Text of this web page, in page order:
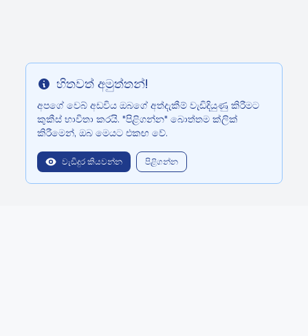
Info හිතවත් අමුත්තන්!
අපගේ වෙබ් අඩවිය ඔබගේ අත්දැකීම් වැඩිදියුණු කිරීමට
කුකීස් භාවිතා කරයි. "පිළිගන්න" බොත්තම ක්ලික්
කිරීමෙන්, ඔබ මෙයට එකඟ වේ.
වැඩිදුර කියවන්න පිළිගන්න